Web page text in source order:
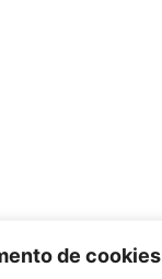
de cookies